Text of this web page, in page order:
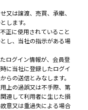
又は譲渡、売買、承継、
します。
正に使用されていること
し、当社の指示がある場
ログイン情報が、会員登
に当社に登録したログイ
らの送信とみなします。
上の過誤又は不手際、第
連して利用者に生じた損
意又は重過失による場合